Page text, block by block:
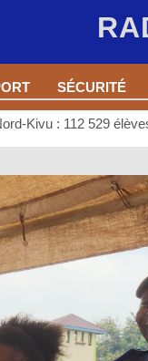
SÉCURITÉ
Kivu : 112 529